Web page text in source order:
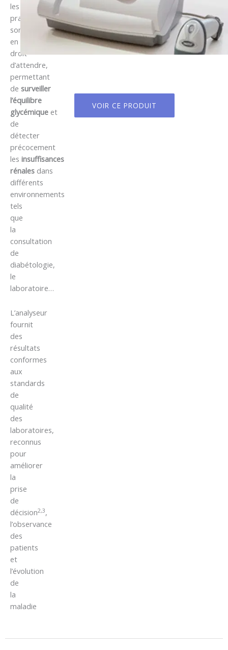
les
praticiens
sont
en
droit
d’attendre,
permettant
de surveiller
l’équilibre
glycémique et
de
détecter
précocement
les insuffisances
rénales dans
différents
environnements
tels
que
la
consultation
de
diabétologie,
le
laboratoire…
L’analyseur
fournit
des
résultats
conformes
aux
standards
de
qualité
des
laboratoires,
reconnus
pour
améliorer
la
prise
de
décision2,3,
l’observance
des
patients
et
l’évolution
de
la
maladie
VOIR CE PRODUIT